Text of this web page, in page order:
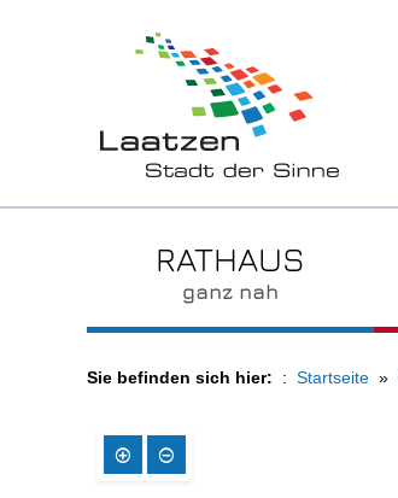
RATHAUS
ganz nah
Sie befinden sich hier: Startseite